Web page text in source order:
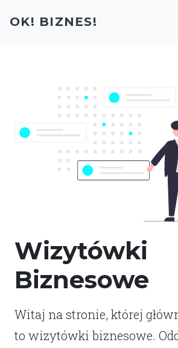
Wizytówki
Biznesowe
Witaj na stronie, której
to wizytówki biznesowe.
OK! BIZNES!